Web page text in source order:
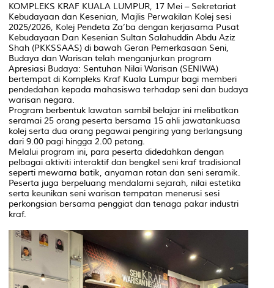
KOMPLEKS KRAF KUALA LUMPUR, 17 Mei – Sekretariat
Kebudayaan dan Kesenian, Majlis Perwakilan Kolej sesi
2025/2026, Kolej Pendeta Za’ba dengan kerjasama Pusat
Kebudayaan Dan Kesenian Sultan Salahuddin Abdu Aziz
Shah (PKKSSAAS) di bawah Geran Pemerkasaan Seni,
Budaya dan Warisan telah menganjurkan program
Apresiasi Budaya: Sentuhan Nilai Warisan (SENIWA)
bertempat di Kompleks Kraf Kuala Lumpur bagi memberi
pendedahan kepada mahasiswa terhadap seni dan budaya
warisan negara.
Program berbentuk lawatan sambil belajar ini melibatkan
seramai 25 orang peserta bersama 15 ahli jawatankuasa
kolej serta dua orang pegawai pengiring yang berlangsung
dari 9.00 pagi hingga 2.00 petang.
Melalui program ini, para peserta didedahkan dengan
pelbagai aktiviti interaktif dan bengkel seni kraf tradisional
seperti mewarna batik, anyaman rotan dan seni seramik.
Peserta juga berpeluang mendalami sejarah, nilai estetika
serta keunikan seni warisan tempatan menerusi sesi
perkongsian bersama penggiat dan tenaga pakar industri
kraf.